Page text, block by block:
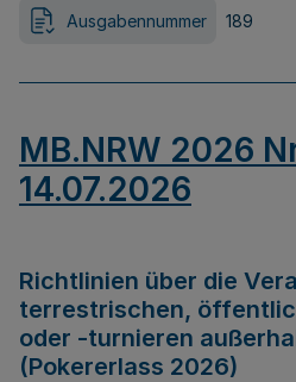
Ausgabennummer 189
MB.NRW 2026
14.07.2026
Richtlinien über die
terrestrischen,
oder -turnieren
(Pokererlass 2026)